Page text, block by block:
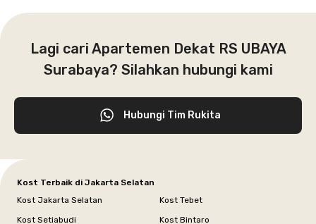
Lagi cari Apartemen Dekat RS UBAYA
Surabaya? Silahkan hubungi kami
Hubungi Tim Rukita
Kost Terbaik di Jakarta Selatan
Kost Jakarta Selatan
Kost Tebet
Kost Setiabudi
Kost Bintaro